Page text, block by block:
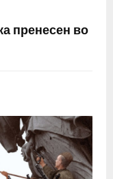
пренесен во